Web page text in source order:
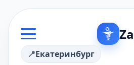
Екатеринбург